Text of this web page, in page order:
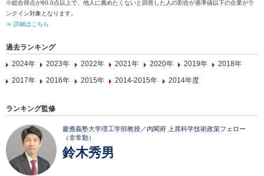
※総合得点が60.0点以上で、他人に薦めたくないと回答した人の割合が基準値以下の企業がラ
ンクイン対象となります。
≫ 詳細はこちら
過去ランキング
2024年
2023年 2022年 2021年 2020年 2019年
2018年
2017年
2016年 2015年 2014-2015年 2014年度
ランキング監修
慶應義塾大学理工学部教授／内閣府 上席科学技術政策フェロー
（非常勤）
鈴木秀男